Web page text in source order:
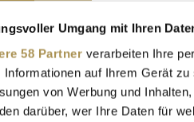
Umgang mit Ihren
58 Partner verarbeiten Ihre
auf Ihrem Gerät
von Werbung und
darüber, wer Ihre Daten für
19, 2024